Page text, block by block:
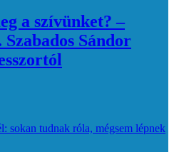
a szívünket? –
Sándor
sokan tudnak róla, mégsem lépnek